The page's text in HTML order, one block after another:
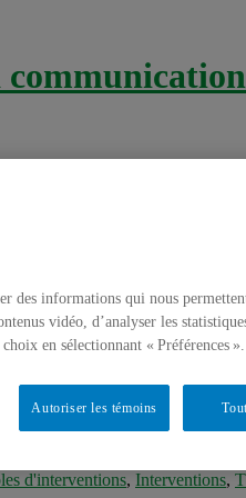
chez des
d'interventions, Interventions,
des informations qui nous
vidéo, d’analyser les
en sélectionnant « Préférences ».
Autoriser les témoins